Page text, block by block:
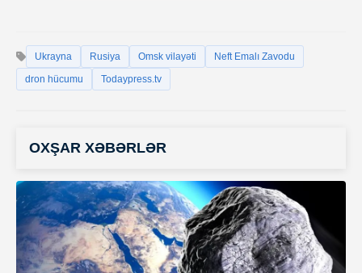
Ukrayna Rusiya Omsk vilayəti
Neft Emalı Zavodu
dron hücumu
Todaypress.tv
OXŞAR XƏBƏRLƏR